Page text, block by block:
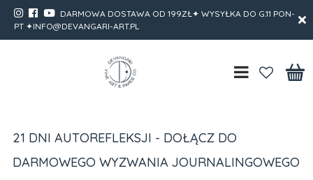
DARMOWA DOSTAWA OD 199ZŁ✦ WYSYŁKA DO G.11 PON-
PT ✦INFO@DEVANGARI-ART.PL
21 DNI AUTOREFLEKSJI - DOŁĄCZ DO
DARMOWEGO WYZWANIA JOURNALINGOWEGO